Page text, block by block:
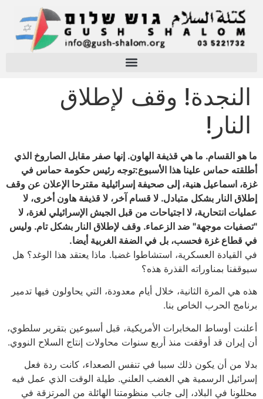
النجدة! وقف لإطلاق
النار!
ما هو القسام. ما هي قذيفة الهاون. إنها صفر مقابل الصاروخ الذي
أطلقته حماس علينا هذا الأسبوع:توجه رئيس حكومة حماس في
غزة، اسماعيل هنية، إلى صحيفة إسرائيلية مقترحا الإعلان عن وقف
إطلاق النار بشكل متبادل. لا قسام آخر، لا قذيفة هاون أخرى، لا
عمليات انتحارية، لا اجتياحات من قبل الجيش الإسرائيلي لغزة، لا
"تصفيات موجهة" ضد الزعماء. وقف لإطلاق النار بشكل تام. وليس
في قطاع غزة فحسب، بل في الضفة الغربية أيضا.
في القيادة العسكرية، استشاطوا غضبا. ماذا يعتقد هذا الوغد؟ هل
سيوقفنا بمناوراته القذرة هذه؟
هذه هي المرة الثانية، خلال أيام معدودة، التي يحاولون فيها تدمير
برنامج الحرب الخاص بنا.
أعلنت أوساط المخابرات الأمريكية، قبل أسبوعين بتقرير سلطوي،
أن إيران قد أوقفت منذ أربع سنوات محاولات إنتاج السلاح النووي.
بدلا من أن يكون ذلك سببا في تنفس الصعداء، كانت ردة فعل
إسرائيل الرسمية هي الغضب العلني. طيلة الوقت الذي عمل فيه
محللونا في البلاد، إلى جانب منظومتنا الهائلة من المرتزقة في